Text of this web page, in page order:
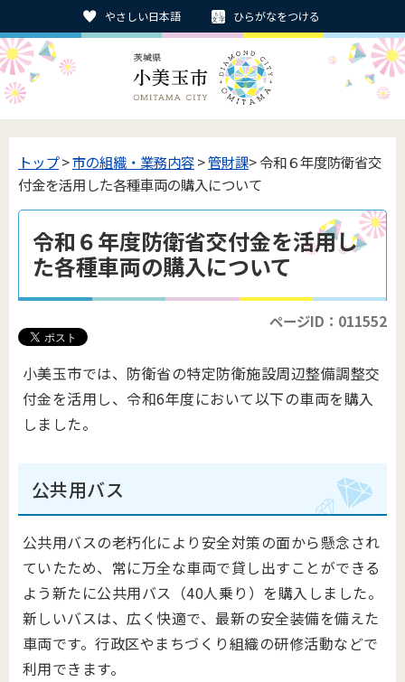
やさしい日本語 ひらがなをつける
トップ>市の組織・業務内容>管財課> 令和６年度防衛省交
付金を活用した各種車両の購入について
令和６年度防衛省交付金を活用し
た各種車両の購入について
ページID：011552
小美玉市では、防衛省の特定防衛施設周辺整備調整交
付金を活用し、令和6年度において以下の車両を購入
しました。
公共用バス
公共用バスの老朽化により安全対策の面から懸念され
ていたため、常に万全な車両で貸し出すことができる
よう新たに公共用バス（40人乗り）を購入しました。
新しいバスは、広く快適で、最新の安全装備を備えた
車両です。行政区やまちづくり組織の研修活動などで
利用できます。